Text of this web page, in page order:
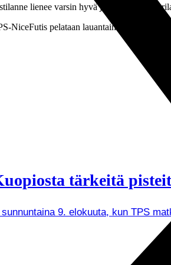
lienee varsin hyvä ja vain Mira
NiceFutis pelataan lauantaina 6.10. klo
tärkeitä
9. elokuuta, kun TPS